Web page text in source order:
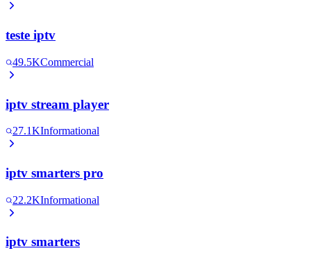
teste iptv
49.5KCommercial
iptv stream player
27.1KInformational
iptv smarters pro
22.2KInformational
iptv smarters